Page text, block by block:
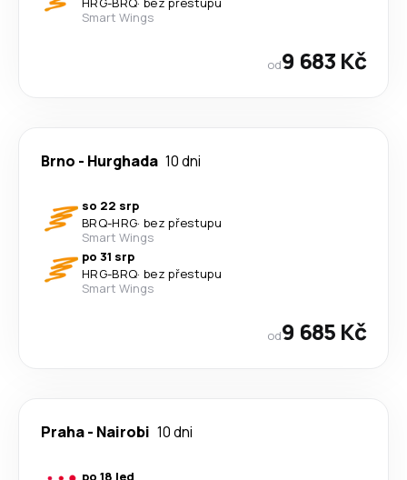
Smart Wings
od9 683 Kč
Brno - Hurghada 10 dni
so 22 srp
BRQ-HRG· bez přestupu
Smart Wings
po 31 srp
HRG-BRQ· bez přestupu
Smart Wings
od9 685 Kč
Praha- Nairobi 10 dni
po 18 led